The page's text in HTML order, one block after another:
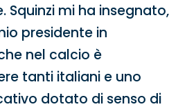
Squinzi mi ha insegnato,
presidente in
nel calcio è
tanti italiani e uno
dotato di senso di